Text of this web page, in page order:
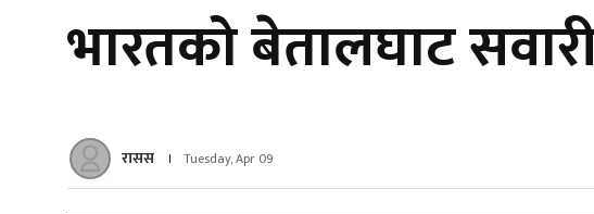
भारतको बेतालघाट
रासस Tuesday, Apr 09